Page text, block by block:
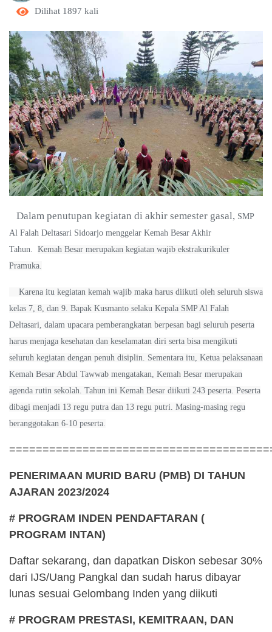
Dilihat 1897 kali
Dalam penutupan kegiatan di akhir semester gasal, SMP
Al Falah Deltasari Sidoarjo menggelar Kemah Besar Akhir
Tahun. Kemah Besar merupakan kegiatan wajib ekstrakurikuler
Pramuka.
Karena itu kegiatan kemah wajib maka harus diikuti oleh seluruh siswa
kelas 7, 8, dan 9. Bapak Kusmanto selaku Kepala SMP Al Falah
Deltasari, dalam upacara pemberangkatan berpesan bagi seluruh peserta
harus menjaga kesehatan dan keselamatan diri serta bisa mengikuti
seluruh kegiatan dengan penuh disiplin. Sementara itu, Ketua pelaksanaan
Kemah Besar Abdul Tawwab mengatakan, Kemah Besar merupakan
agenda rutin sekolah. Tahun ini Kemah Besar diikuti 243 peserta. Peserta
dibagi menjadi 13 regu putra dan 13 regu putri. Masing-masing regu
beranggotakan 6-10 peserta.
PENERIMAAN MURID BARU (PMB) DI TAHUN
AJARAN 2023/2024
# PROGRAM INDEN PENDAFTARAN (
PROGRAM INTAN)
Daftar sekarang, dan dapatkan Diskon sebesar 30%
dari IJS/Uang Pangkal dan sudah harus dibayar
lunas sesuai Gelombang Inden yang diikuti
# PROGRAM PRESTASI, KEMITRAAN, DAN